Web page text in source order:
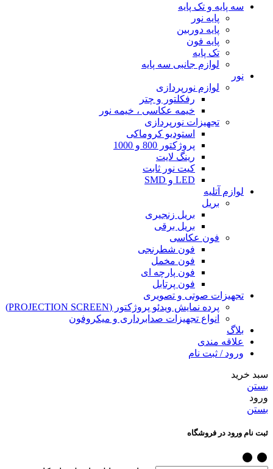
سه پایه و تک پایه
پایه نور
پایه دوربین
پایه فون
تک پایه
لوازم جانبی سه پایه
نور
لوازم نورپردازی
رفکلتور و چتر
خیمه عکاسی ، خیمه نور
تجهیزات نورپردازی
استودیو کروماکی
پروژکتور 800 و 1000
رینگ لایت
کیت نور ثابت
LED و SMD
لوازم آتلیه
بریل
بریل زنجیری
بریل برقی
فون عکاسی
فون شطرنجی
فون مخمل
فون پارچه ای
فون پرتابل
تجهیزات صوتی و تصویری
پرده نمایش ویدئو پروژکتور (PROJECTION SCREEN)
انواع تجهیزات صدابرداری و میکروفون
بلاگ
علاقه مندی
ورود / ثبت نام
سبد خرید
بستن
ورود
بستن
ثبت نام ورود در فروشگاه